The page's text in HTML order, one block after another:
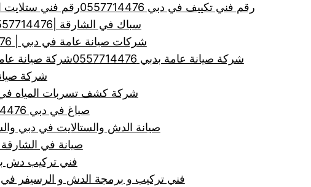
رقم فني تكييف في دبي 0557714476
رقم فني ستلايت الشارقة
سباك في الشارقة |0557714476| سباك ممتاز
شركات صيانة عامة في دبي | 0557714476 | لجميع اعمال الصيانة
شركة صيانة عامة بدبي 0557714476
شركة صيانة
شركة صيانة عامة في
شركة كشف تسربات المياه في الشارقة
صباغ في دبي 0557714476
صيانة الدش والستالايت في دبي والشارقة
صيانة في الشارقة 0557714476
فني تركيب دش
فني تركيب و برمجة الدش و الرسيفر في راس